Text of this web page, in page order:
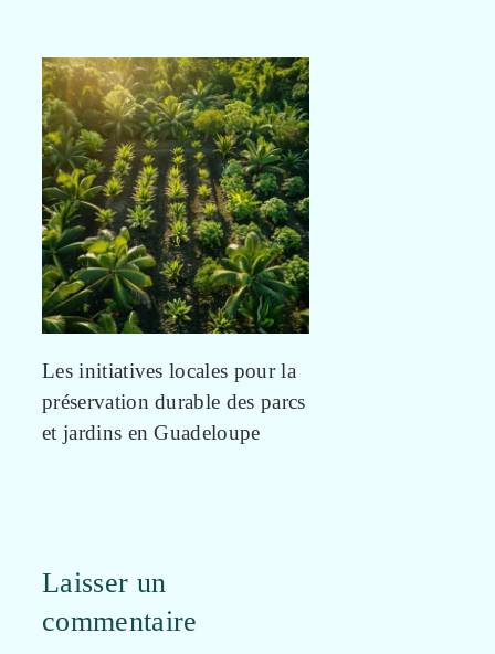
Les initiatives locales pour la
préservation durable des parcs
et jardins en Guadeloupe
Laisser un
commentaire